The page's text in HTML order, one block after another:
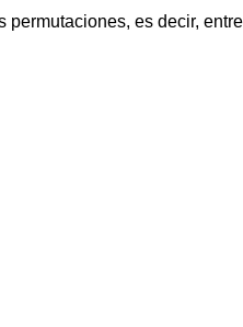
permutaciones, es decir,